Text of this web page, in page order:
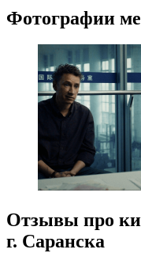
Фотографии
Отзывы про
г. Саранска